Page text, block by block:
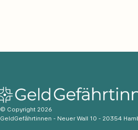
© Copyright 2026
GeldGefährtinnen - Neuer Wall 10 - 20354